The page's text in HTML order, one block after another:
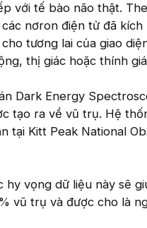
với tế bào não thật.
nơron điện tử đã
tương lai của giao
thị giác hoặc thính
Dark Energy
tạo ra về vũ trụ. Hệ
tại Kitt Peak National
hy vọng dữ liệu này sẽ
vũ trụ và được cho là